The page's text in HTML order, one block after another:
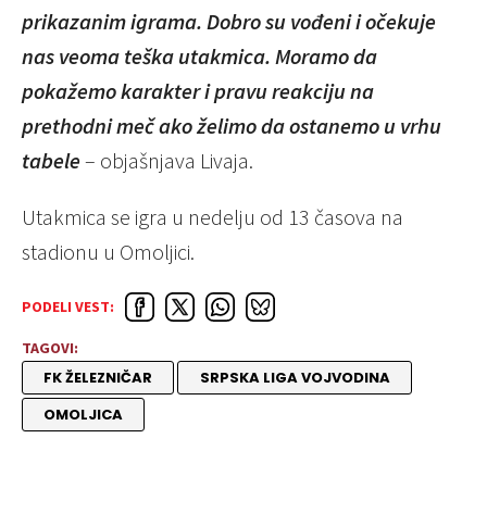
prikazanim igrama. Dobro su vođeni i očekuje
nas veoma teška utakmica. Moramo da
pokažemo karakter i pravu reakciju na
prethodni meč ako želimo da ostanemo u vrhu
tabele– objašnjava Livaja.
Utakmica se igra u nedelju od 13 časova na
stadionu u Omoljici.
PODELI VEST:
TAGOVI:
FK ŽELEZNIČAR
SRPSKA LIGA VOJVODINA
OMOLJICA